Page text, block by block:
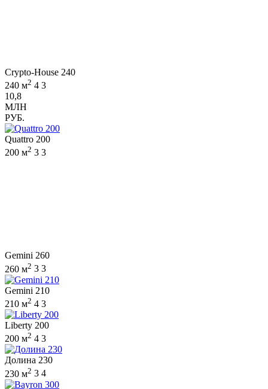
Crypto-House 240
240 м2 4 3
10,8
МЛН
РУБ.
Quattro 200
200 м2 3 3
Gemini 260
260 м2 3 3
Gemini 210
210 м2 4 3
Liberty 200
200 м2 4 3
Долина 230
230 м2 3 4